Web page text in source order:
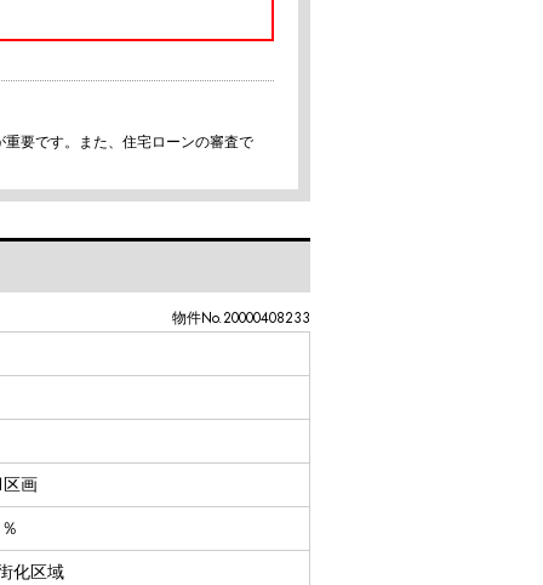
要です。また、住宅ローンの審査で
物件No.20000408233
区画
化区域